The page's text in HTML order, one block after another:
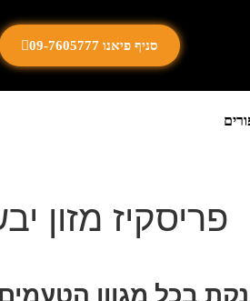
סניף פיאנו 09-7605777
פריסקיז מזון
בכל מגוון